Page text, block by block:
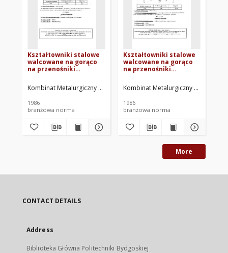
Kształtowniki stalowe
walcowane na gorąco
na przenośniki
górnictwa -
Kształtownik E245 -
06/06
Kombinat Metalurgiczny Huta Katowice. Oprac.
1986
branżowa norma
Kształtowniki stalowe
walcowane na gorąco
na przenośniki
górnictwa -
Kształtownik E190 -
06/04
Kombinat Metalurgiczny Huta
1986
branżowa norma
More
CONTACT DETAILS
Address
Biblioteka Główna Politechniki Bydgoskiej